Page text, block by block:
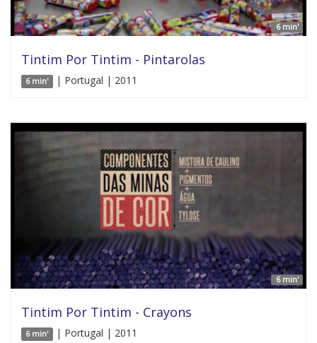
6 min'
Tintim Por Tintim - Pintarolas
6 min' | Portugal | 2011
6 min'
Tintim Por Tintim - Crayons
6 min' | Portugal | 2011